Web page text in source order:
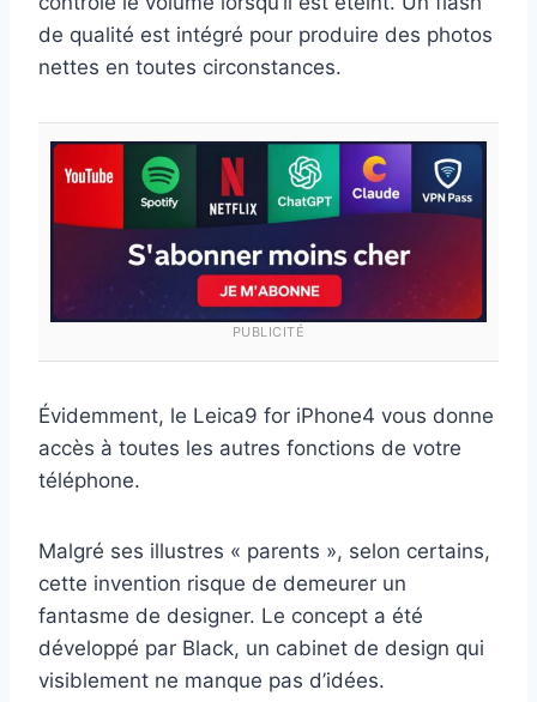
de qualité est intégré pour produire des photos
nettes en toutes circonstances.
PUBLICITÉ
Évidemment, le Leica9 for iPhone4 vous donne
accès à toutes les autres fonctions de votre
téléphone.
Malgré ses illustres « parents », selon certains,
cette invention risque de demeurer un
fantasme de designer. Le concept a été
développé par Black, un cabinet de design qui
visiblement ne manque pas d’idées.